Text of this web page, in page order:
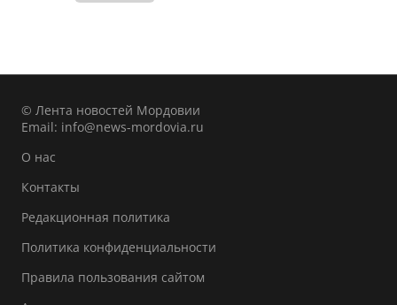
© Лента новостей Мордовии
Email: info@news-mordovia.ru
О нас
Контакты
Редакционная политика
Политика конфиденциальности
Правила пользования сайтом